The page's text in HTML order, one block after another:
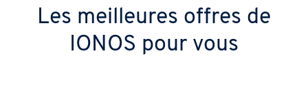
Les meilleures offres de
IONOS pour vous